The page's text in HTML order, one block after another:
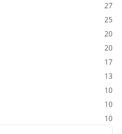
27
25
20
20
17
13
10
10
10